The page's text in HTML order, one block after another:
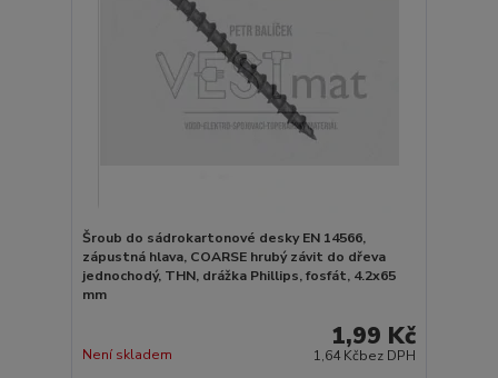
Šroub do sádrokartonové desky EN 14566,
zápustná hlava, COARSE hrubý závit do dřeva
jednochodý, THN, drážka Phillips, fosfát, 4.2x65
mm
1,99 Kč
1,64 Kčbez DPH
Není skladem